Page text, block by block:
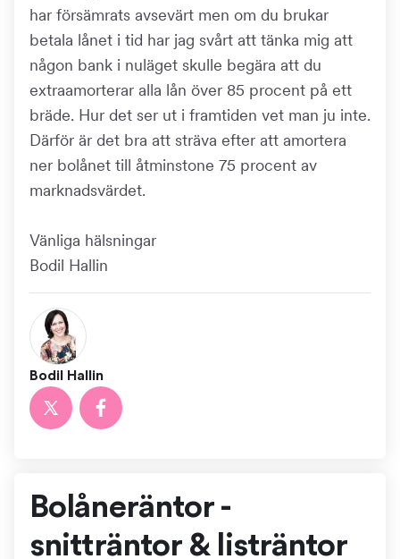
har försämrats avsevärt men om du brukar
betala lånet i tid har jag svårt att tänka mig att
någon bank i nuläget skulle begära att du
extraamorterar alla lån över 85 procent på ett
bräde. Hur det ser ut i framtiden vet man ju inte.
Därför är det bra att sträva efter att amortera
ner bolånet till åtminstone 75 procent av
marknadsvärdet.
Vänliga hälsningar
Bodil Hallin
Bodil Hallin
Bolåneräntor -
snitträntor & listräntor